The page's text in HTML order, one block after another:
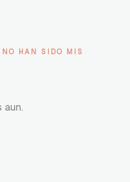
NO HAN SIDO MIS
aun.